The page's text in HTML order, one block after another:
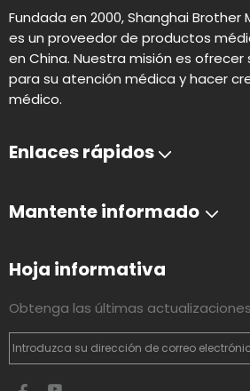
Fundada en 2000, Shanghai
es un proveedor de productos
en China. Nuestra misión es
para su atención médica y hacer
médico.
Enlaces rápidos
Mantente informado
Hoja informativa
Obtenga las últimas